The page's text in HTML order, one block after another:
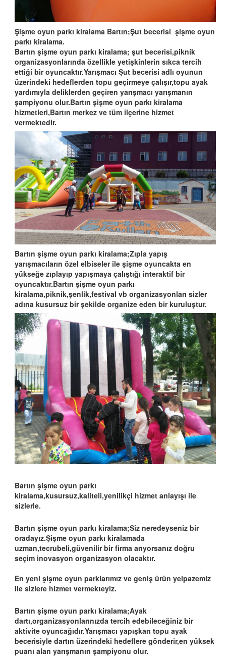
Şişme oyun parkı kiralama Bartın;Şut becerisi şişme oyun
parkı kiralama.
Bartın şişme oyun parkı kiralama; şut becerisi,piknik
organizasyonlarında özellikle yetişkinlerin sıkca tercih
ettiği bir oyuncaktır.Yarışmacı Şut becerisi adlı oyunun
üzerindeki hedeflerden topu geçirmeye çalışır,topu ayak
yardımıyla deliklerden geçiren yarışmacı yarışmanın
şampiyonu olur.Bartın şişme oyun parkı kiralama
hizmetleri,Bartın merkez ve tüm ilçerine hizmet
vermektedir.
Bartın şişme oyun parkı kiralama;Zıpla yapış
yarışmacıların özel elbiseler ile şişme oyuncakta en
yükseğe zıplayıp yapışmaya çalıştığı interaktif bir
oyuncaktır.Bartın şişme oyun parkı
kiralama,piknik,şenlik,festival vb organizasyonları sizler
adına kusursuz bir şekilde organize eden bir kuruluştur.
Bartın şişme oyun parkı
kiralama,kusursuz,kaliteli,yenilikçi hizmet anlayışı ile
sizlerle.
Bartın şişme oyun parkı kiralama;Siz neredeyseniz bir
oradayız.Şişme oyun parkı kiralamada
uzman,tecrubeli,güvenilir bir firma arıyorsanız doğru
seçim inovasyon organizasyon olacaktır.
En yeni şişme oyun parklarımız ve geniş ürün yelpazemiz
ile sizlere hizmet vermekteyiz.
Bartın şişme oyun parkı kiralama;Ayak
dartı,organizasyonlarınızda tercih edebileceğiniz bir
aktivite oyuncağıdır.Yarışmacı yapışkan topu ayak
becerisiyle dartın üzerindeki hedeflere gönderir,en yüksek
puanı alan yarışmanın şampiyonu olur.